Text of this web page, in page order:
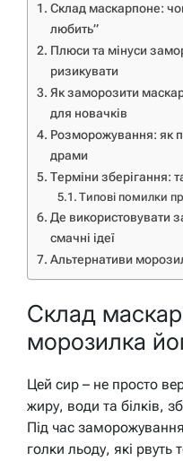
Склад маскарпоне:
любить”
Плюси та мінуси
ризикувати
Як заморозити
для новачків
Розморожування: як
драми
Терміни зберігання:
Типові помилки
Де використовувати
смачні ідеї
Альтернативи
Склад
морозилка
Цей сир – не просто
жиру, води та білків,
Під час
голки льоду, які рвуть